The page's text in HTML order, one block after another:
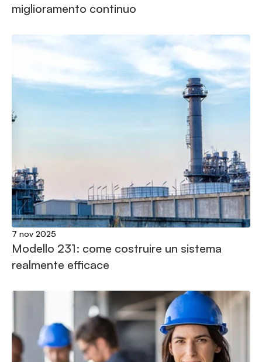
miglioramento continuo
7 nov 2025
Modello 231: come costruire un sistema
realmente efficace